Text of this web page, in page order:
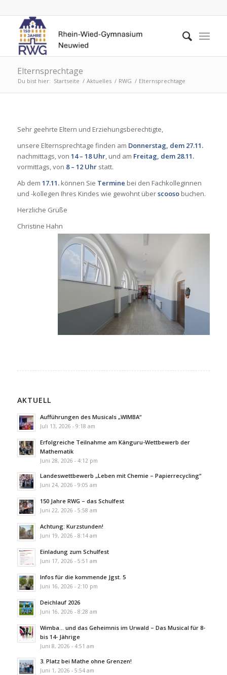
Elternsprechtage
Du bist hier: Startseite / Aktuelles / RWG / Elternsprechtage
Sehr geehrte Eltern und Erziehungsberechtigte,
unsere Elternsprechtage finden am Donnerstag, dem 27.11.
nachmittags, von 14 – 18 Uhr, und am Freitag, dem 28.11.
vormittags, von 8 – 12 Uhrstatt.
Ab dem 17.11.können Sie Termine bei den Fachkolleginnen
und -kollegen Ihres Kindes wie gewohnt überscoosobuchen.
Herzliche Grüße
Christine Hahn
AKTUELL
Aufführungen des Musicals „WIMBA“
Juli 13, 2026 - 9:18 am
Erfolgreiche Teilnahme am Känguru-Wettbewerb der
Mathematik
Juni 28, 2026 - 4:12 pm
Landeswettbewerb „Leben mit Chemie – Papierrecycling“
Juni 24, 2026 - 9:05 am
150 Jahre RWG – das Schulfest
Juni 22, 2026 - 5:58 am
Achtung: Kurzstunden!
Juni 19, 2026 - 8:14 am
Einladung zum Schulfest
Juni 17, 2026 - 5:51 am
Infos für die kommende Jgst. 5
Juni 16, 2026 - 2:10 pm
Deichlauf 2026
Juni 16, 2026 - 8:28 am
Wimba… und das Geheimnis im Urwald – Das Musical für 8-
bis 14- Jährige
Juni 8, 2026 - 4:51 am
3. Platz bei Mathe ohne Grenzen!
Juni 1, 2026 - 5:54 am